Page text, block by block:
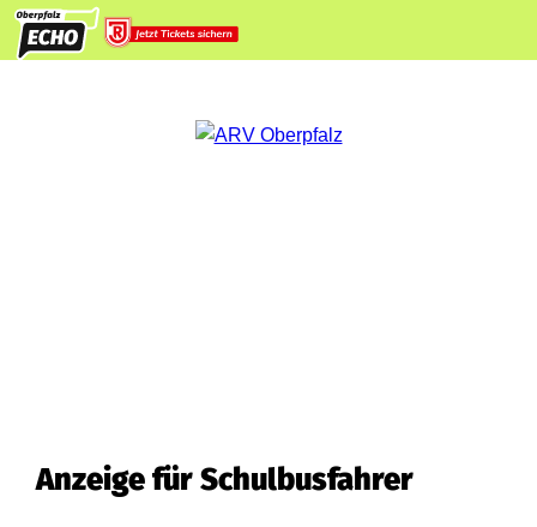
Anzeige für Schulbusfahrer